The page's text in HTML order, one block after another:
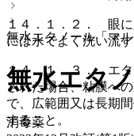
１４．１．２． 眼に
には水でよく洗い流
１４．１．３． エタ
された場合、粘膜へ
で、広範囲又は長期
すること。
無水エタノール「マル
無水エタ
消毒薬